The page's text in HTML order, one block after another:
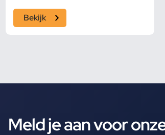
Bekijk
Meld je aan voor